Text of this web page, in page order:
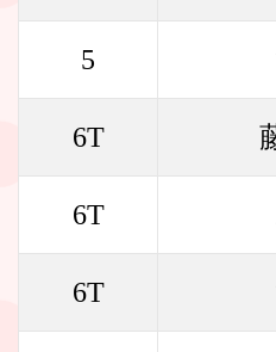
5
6T
6T
6T